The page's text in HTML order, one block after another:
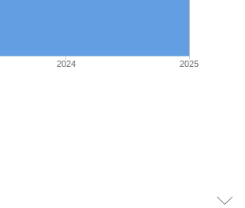
2024 2025